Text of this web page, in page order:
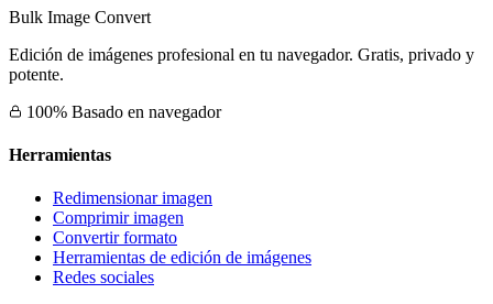
Bulk Image Convert
Edición de imágenes profesional en tu navegador. Gratis, privado y
potente.
100% Basado en navegador
Herramientas
Redimensionar imagen
Comprimir imagen
Convertir formato
Herramientas de edición de imágenes
Redes sociales